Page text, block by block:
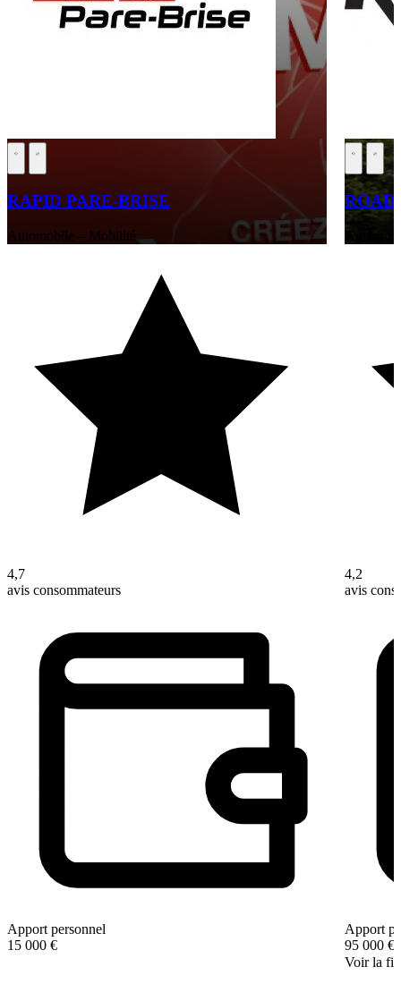
RAPID PARE-BRISE
Automobile – Mobilité
4,7
avis consommateurs
Apport personnel
15 000 €
4,2
avis
Apport
95 000 €
Voir la